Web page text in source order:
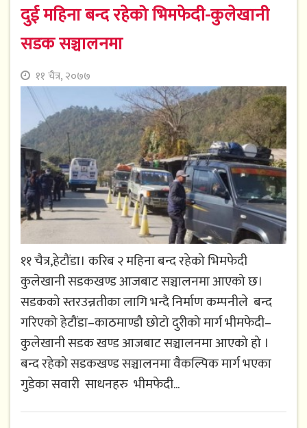
दुई महिना बन्द रहेको भिमफेदी-कुलेखानी
सडक सञ्चालनमा
११ चैत्र, २०७७
११ चैत्र,हेटौंडा। करिब २ महिना बन्द रहेको भिमफेदी
कुलेखानी सडकखण्ड आजबाट सञ्चालनमा आएको छ।
सडकको स्तरउन्नतीका लागि भन्दै निर्माण कम्पनीले बन्द
गरिएको हेटौंडा–काठमाण्डौ छोटो दुरीको मार्ग भीमफेदी–
कुलेखानी सडक खण्ड आजबाट सञ्चालनमा आएको हो ।
बन्द रहेको सडकखण्ड सञ्चालनमा वैकल्पिक मार्ग भएका
गुडेका सवारी साधनहरु भीमफेदी...